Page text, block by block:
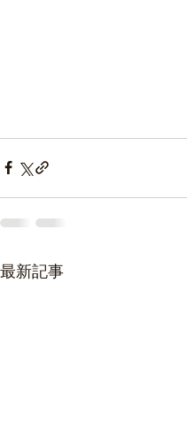
最新記事